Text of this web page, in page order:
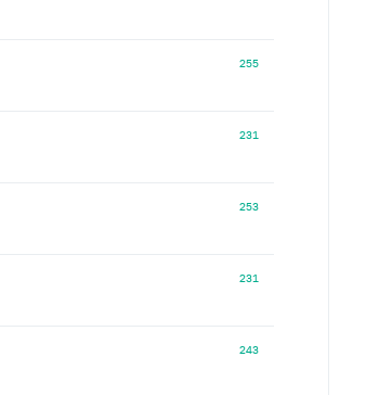
255
231
253
231
243